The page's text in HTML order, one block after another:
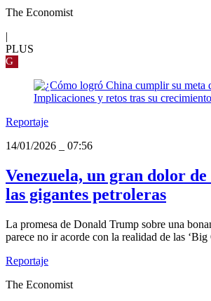
The Economist
|
PLUS
G
Reportaje
14/01/2026
07:56
Venezuela, un gran dolor de
las gigantes petroleras
La promesa de Donald Trump sobre una
parece no ir acorde con la realidad de las ‘Big
Reportaje
The Economist